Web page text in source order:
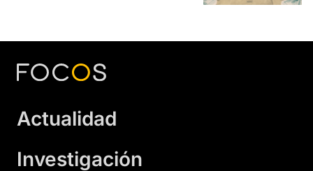
Actualidad
Investigación